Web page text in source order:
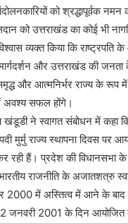
को श्रद्धापूर्वक
को उत्तराखंड का कोई भी
व्यक्त किया कि राष्ट्रपति के
और उत्तराखंड की
और आत्मनिर्भर राज्य के रूप
अवश्य सफल होंगे।
ने स्वागत संबोधन में कहा
मुर्मु राज्य स्थापना दिवस पर
रही हैं। प्रदेश की विधानसभा के
राजनीति के अजातशत्रु
2000 में अस्तित्व में आने के बाद
जनवरी 2001 के दिन